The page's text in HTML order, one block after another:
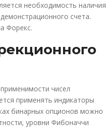
необходимость наличия
счета.
Форекс.
чисел
применять индикаторы
бинарных опционов можно
уровни Фибоначчи